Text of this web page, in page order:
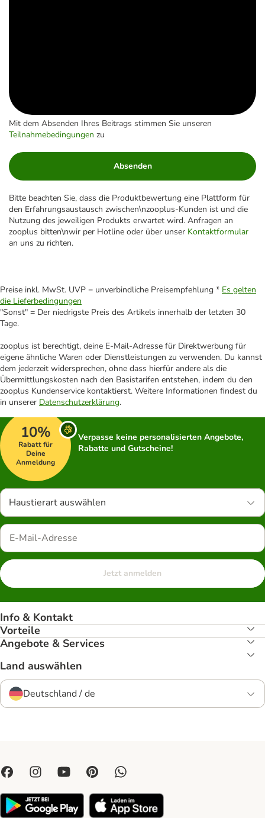
Mit dem Absenden Ihres Beitrags stimmen Sie unseren
Teilnahmebedingungen zu
Absenden
Bitte beachten Sie, dass die Produktbewertung eine Plattform für
den Erfahrungsaustausch zwischen\nzooplus-Kunden ist und die
Nutzung des jeweiligen Produkts erwartet wird. Anfragen an
zooplus bitten\nwir per Hotline oder über unser Kontaktformular
an uns zu richten.
Preise inkl. MwSt. UVP = unverbindliche Preisempfehlung * Es gelten
die Lieferbedingungen
"Sonst" = Der niedrigste Preis des Artikels innerhalb der letzten 30
Tage.
zooplus ist berechtigt, deine E-Mail-Adresse für Direktwerbung für
eigene ähnliche Waren oder Dienstleistungen zu verwenden. Du kannst
dem jederzeit widersprechen, ohne dass hierfür andere als die
Übermittlungskosten nach den Basistarifen entstehen, indem du den
zooplus Kundenservice kontaktierst. Weitere Informationen findest du
in unserer Datenschutzerklärung.
10%
Rabatt für
Deine
Anmeldung
Verpasse keine personalisierten Angebote,
Rabatte und Gutscheine!
Haustierart auswählen
Jetzt anmelden
Info & Kontakt
Vorteile
Angebote & Services
Land auswählen
Deutschland / de